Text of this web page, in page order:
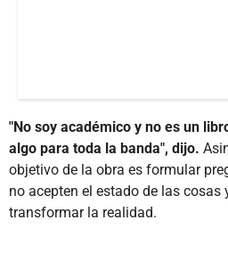
"No soy académico y no es un
algo para toda la banda", dijo.
objetivo de la obra es formular
no acepten el estado de las cosas
transformar la realidad.